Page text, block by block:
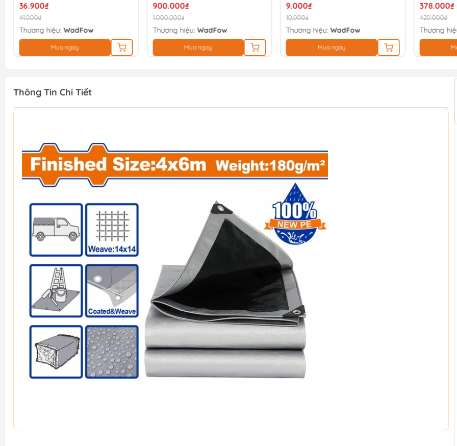
36.900₫
41.000₫
Thương hiệu:WadFow
Mua ngay
900.000₫
1.000.000₫
Thương hiệu:WadFow
Mua ngay
9.000₫
10.000₫
Thương hiệu:WadFow
Mua ngay
378.000₫
420.000₫
Thương
Thông Tin Chi Tiết